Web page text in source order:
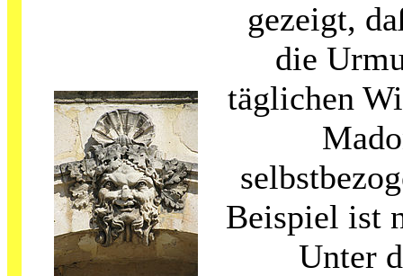
gezeigt,
die
täglichen
Beispiel ist
Unter